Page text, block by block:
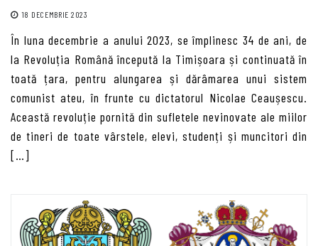
18 DECEMBRIE 2023
În luna decembrie a anului 2023, se împlinesc 34 de ani, de
la Revoluția Română începută la Timișoara și continuată în
toată țara, pentru alungarea și dărâmarea unui sistem
comunist ateu, în frunte cu dictatorul Nicolae Ceaușescu.
Această revoluție pornită din sufletele nevinovate ale miilor
de tineri de toate vârstele, elevi, studenți și muncitori din
[…]